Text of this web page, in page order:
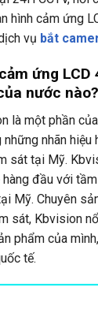
hình cảm ứng
vụ bắt
ứng LCD
nước nào?
là một phần
nhãn hiệu
sát tại Mỹ.
đầu với
Mỹ. Chuyên
sát, Kbvision
phẩm của
tế.